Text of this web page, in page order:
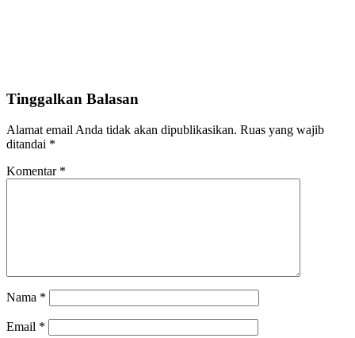
Tinggalkan Balasan
Alamat email Anda tidak akan dipublikasikan. Ruas yang wajib
ditandai *
Komentar *
Nama *
Email *